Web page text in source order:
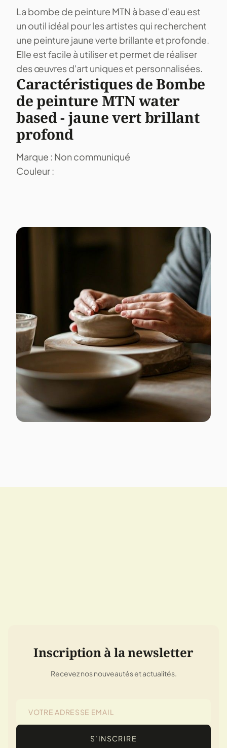
La bombe de peinture MTN à base d'eau est
un outil idéal pour les artistes qui recherchent
une peinture jaune verte brillante et profonde.
Elle est facile à utiliser et permet de réaliser
des œuvres d'art uniques et personnalisées.
Caractéristiques de Bombe
de peinture MTN water
based - jaune vert brillant
profond
Marque : Non communiqué
Couleur :
Inscription à la newsletter
Recevez nos nouveautés et actualités.
S’INSCRIRE